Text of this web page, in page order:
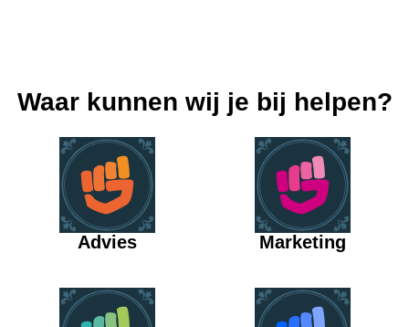
Waar kunnen wij je bij helpen?
Advies Marketing